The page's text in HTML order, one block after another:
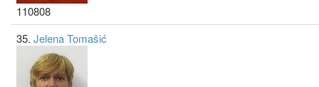
110808
35. Jelena Tomašić